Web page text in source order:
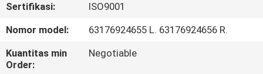
TUR
PABRIK
Sertifikasi:
ISO9001
Nomor model:
63176924655 L. 63176924656 R.
Kuantitas min
Order:
Negotiable